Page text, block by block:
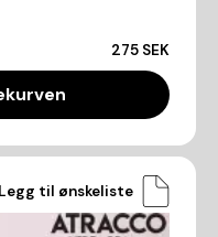
275 SEK
Legg til ønskeliste